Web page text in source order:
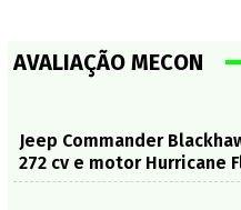
AVALIAÇÃO MECON
Jeep Commander
272 cv e motor Hurricane